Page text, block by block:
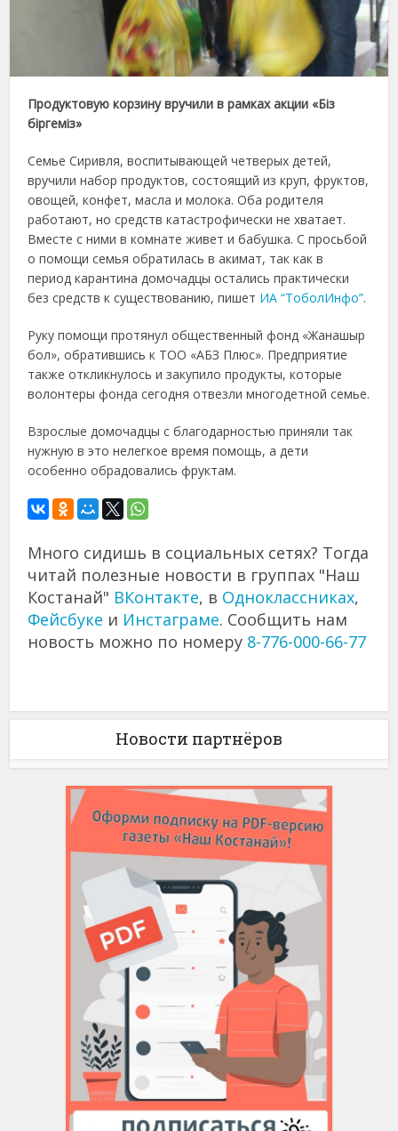
Продуктовую корзину вручили в рамках акции «Біз
біргеміз»
Семье Сиривля, воспитывающей четверых детей,
вручили набор продуктов, состоящий из круп, фруктов,
овощей, конфет, масла и молока. Оба родителя
работают, но средств катастрофически не хватает.
Вместе с ними в комнате живет и бабушка. С просьбой
о помощи семья обратилась в акимат, так как в
период карантина домочадцы остались практически
без средств к существованию, пишет ИА “ТоболИнфо”.
Руку помощи протянул общественный фонд «Жанашыр
бол», обратившись к ТОО «АБЗ Плюс». Предприятие
также откликнулось и закупило продукты, которые
волонтеры фонда сегодня отвезли многодетной семье.
Взрослые домочадцы с благодарностью приняли так
нужную в это нелегкое время помощь, а дети
особенно обрадовались фруктам.
Много сидишь в социальных сетях? Тогда
читай полезные новости в группах "Наш
Костанай" ВКонтакте, в Одноклассниках,
Фейсбуке и Инстаграме. Сообщить нам
новость можно по номеру 8-776-000-66-77
Новости партнёров